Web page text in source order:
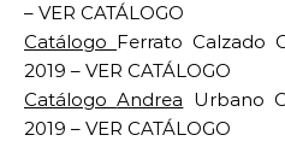
– VER CATÁLOGO
Catálogo Ferrato Calzado
2019 – VER CATÁLOGO
CatálogoAndrea Urbano
2019 – VER CATÁLOGO